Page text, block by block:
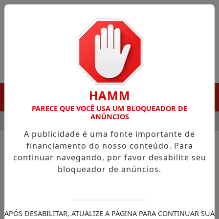
DESTAQUE EM PORTO GRANDE COM ATUAÇÃO
HAMM
PARECE QUE VOCÊ USA UM BLOQUEADOR DE
ANÚNCIOS
A publicidade é uma fonte importante de
financiamento do nosso conteúdo. Para
continuar navegando, por favor desabilite seu
bloqueador de anúncios.
APÓS DESABILITAR, ATUALIZE A PÁGINA PARA CONTINUAR SUA